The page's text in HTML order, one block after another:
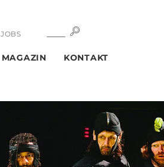
JOBS SUCHE
MAGAZIN KONTAKT